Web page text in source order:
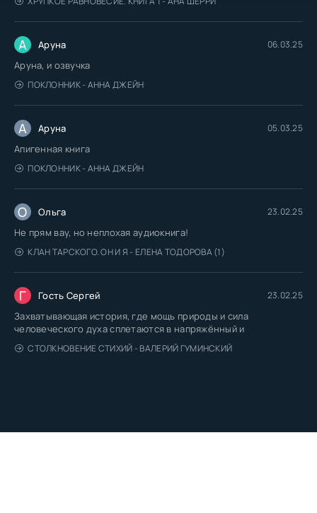
А Аруна 06.03.25
Аруна, и озвучка
ПОКЛОННИК - АННА ДЖЕЙН
А Аруна 05.03.25
Апигенная книга
ПОКЛОННИК - АННА ДЖЕЙН
О Ольга 23.02.25
Не прям вау, но неплохая аудиокнига!
КЛАН ТАРСКОГО. ОН И Я - ЕЛЕНА ТОДОРОВА (1)
Г Гость Сергей 23.02.25
Захватывающая история, где мощь природы и сила
человеческого духа сплетаются в напряжённый и
СТОЛКНОВЕНИЕ СТИХИЙ - ВАЛЕРИЙ ГУМИНСКИЙ